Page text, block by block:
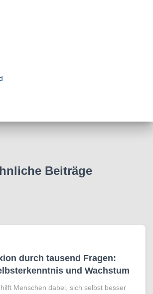
Beiträge
durch tausend Fragen:
und Wachstum
Menschen dabei, sich selbst besser